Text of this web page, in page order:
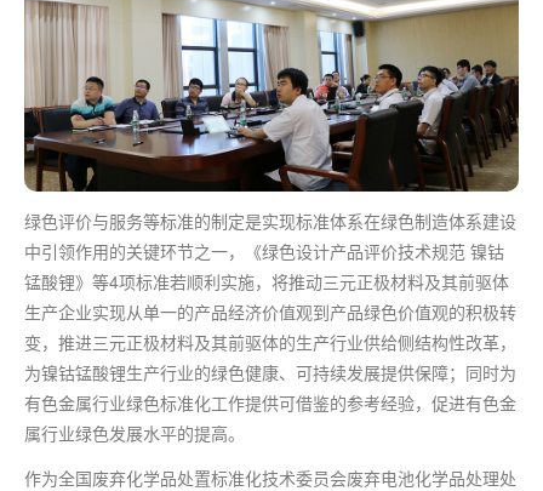
绿色评价与服务等标准的制定是实现标准体系在绿色制造体系建设
中引领作用的关键环节之一，《绿色设计产品评价技术规范 镍钴
锰酸锂》等4项标准若顺利实施，将推动三元正极材料及其前驱体
生产企业实现从单一的产品经济价值观到产品绿色价值观的积极转
变，推进三元正极材料及其前驱体的生产行业供给侧结构性改革，
为镍钴锰酸锂生产行业的绿色健康、可持续发展提供保障；同时为
有色金属行业绿色标准化工作提供可借鉴的参考经验，促进有色金
属行业绿色发展水平的提高。
作为全国废弃化学品处置标准化技术委员会废弃电池化学品处理处